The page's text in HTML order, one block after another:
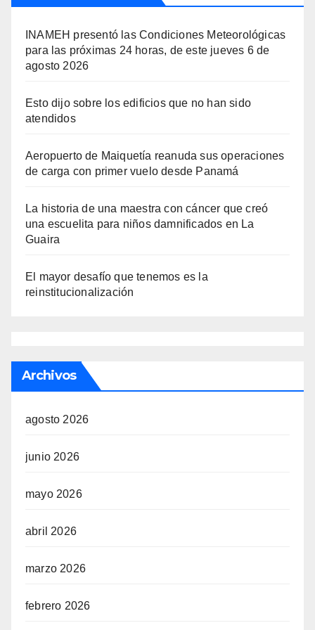
INAMEH presentó las Condiciones Meteorológicas
para las próximas 24 horas, de este jueves 6 de
agosto 2026
Esto dijo sobre los edificios que no han sido
atendidos
Aeropuerto de Maiquetía reanuda sus operaciones
de carga con primer vuelo desde Panamá
La historia de una maestra con cáncer que creó
una escuelita para niños damnificados en La
Guaira
El mayor desafío que tenemos es la
reinstitucionalización
Archivos
agosto 2026
junio 2026
mayo 2026
abril 2026
marzo 2026
febrero 2026